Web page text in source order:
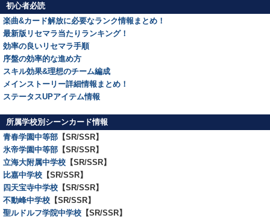
初心者必読
楽曲&カード解放に必要なランク情報まとめ！
最新版リセマラ当たりランキング！
効率の良いリセマラ手順
序盤の効率的な進め方
スキル効果&理想のチーム編成
メインストーリー詳細情報まとめ！
ステータスUPアイテム情報
所属学校別シーンカード情報
青春学園中等部 【SR/SSR】
氷帝学園中等部 【SR/SSR】
立海大附属中学校 【SR/SSR】
比嘉中学校 【SR/SSR】
四天宝寺中学校 【SR/SSR】
不動峰中学校 【SR/SSR】
聖ルドルフ学院中学校 【SR/SSR】